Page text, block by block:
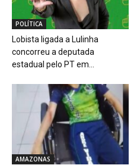
POLÍTICA
Lobista ligada a Lulinha
concorreu a deputada
estadual pelo PT em...
AMAZONAS